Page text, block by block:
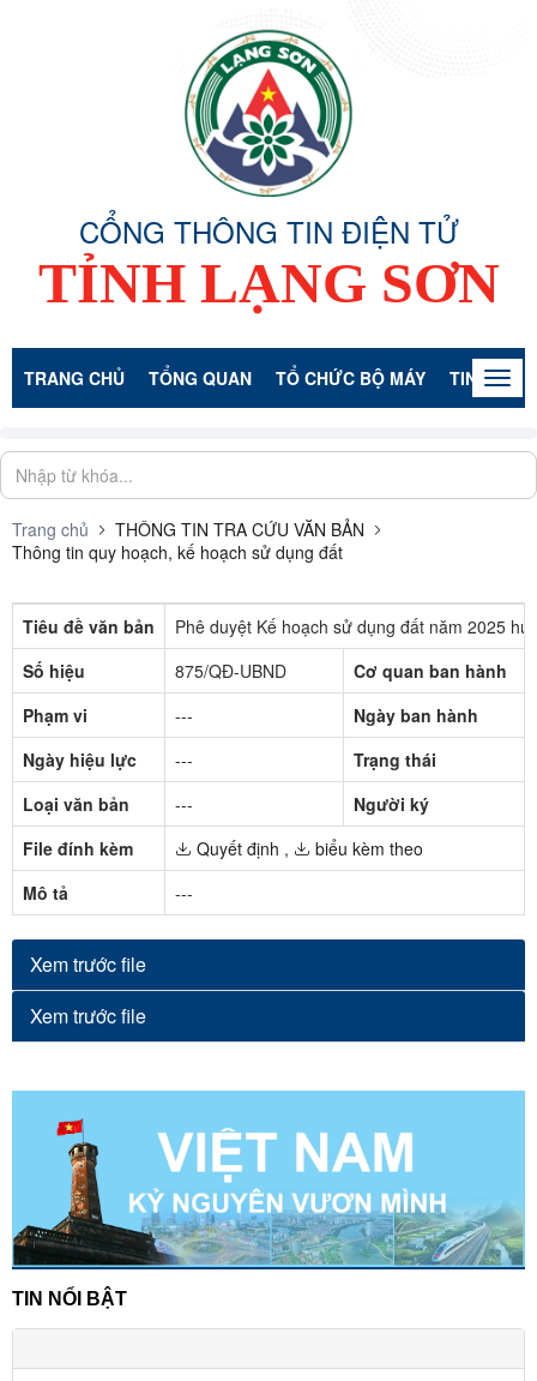
CỔNG THÔNG TIN ĐIỆN TỬ
TỈNH LẠNG SƠN
TRANG CHỦ TỔNG QUAN TỔ CHỨC BỘ MÁY TIN TỨC -
Trang chủ
THÔNG TIN TRA CỨU VĂN BẢN
Thông tin quy hoạch, kế hoạch sử dụng đất
Tiêu đề văn bản
Phê duyệt Kế hoạch sử dụng đất năm 2025
Số hiệu
875/QĐ-UBND
Cơ quan ban hành
Phạm vi
---
Ngày ban hành
Ngày hiệu lực
---
Trạng thái
Loại văn bản
---
Người ký
File đính kèm
Quyết định ,
biểu kèm theo
Mô tả
---
Xem trước file
Xem trước file
TIN NỔI BẬT